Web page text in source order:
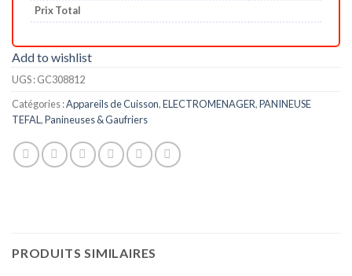
Prix Total
Add to wishlist
UGS :GC308812
Catégories :Appareils de Cuisson,ELECTROMENAGER,PANINEUSE
TEFAL,Panineuses & Gaufriers
PRODUITS SIMILAIRES